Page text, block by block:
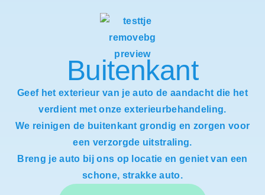
Buitenkant
Geef het exterieur van je auto de aandacht die het
verdient met onzeexterieurbehandeling.
We reinigen de buitenkant grondig en zorgen voor
een verzorgde uitstraling.
Breng je auto bij ons op locatie en geniet van een
schone, strakke auto.